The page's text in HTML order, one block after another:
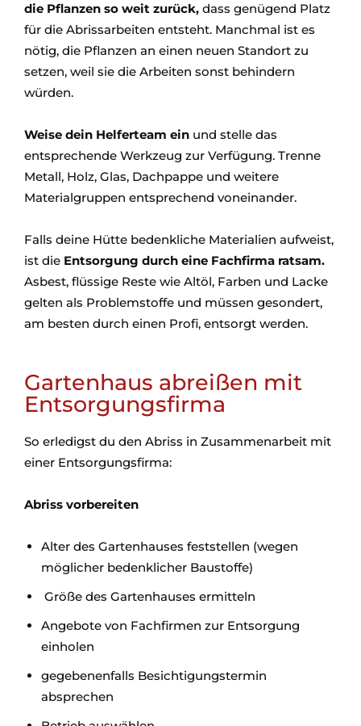
die Pflanzen so weit zurück, dass genügend Platz
für die Abrissarbeiten entsteht. Manchmal ist es
nötig, die Pflanzen an einen neuen Standort zu
setzen, weil sie die Arbeiten sonst behindern
würden.
Weise dein Helferteam ein und stelle das
entsprechende Werkzeug zur Verfügung. Trenne
Metall, Holz, Glas, Dachpappe und weitere
Materialgruppen entsprechend voneinander.
Falls deine Hütte bedenkliche Materialien aufweist,
ist die Entsorgung durch eine Fachfirma ratsam.
Asbest, flüssige Reste wie Altöl, Farben und Lacke
gelten als Problemstoffe und müssen gesondert,
am besten durch einen Profi, entsorgt werden.
Gartenhaus abreißen mit
Entsorgungsfirma
So erledigst du den Abriss in Zusammenarbeit mit
einer Entsorgungsfirma:
Abriss vorbereiten
Alter des Gartenhauses feststellen (wegen
möglicher bedenklicher Baustoffe)
Größe des Gartenhauses ermitteln
Angebote von Fachfirmen zur Entsorgung
einholen
gegebenenfalls Besichtigungstermin
absprechen